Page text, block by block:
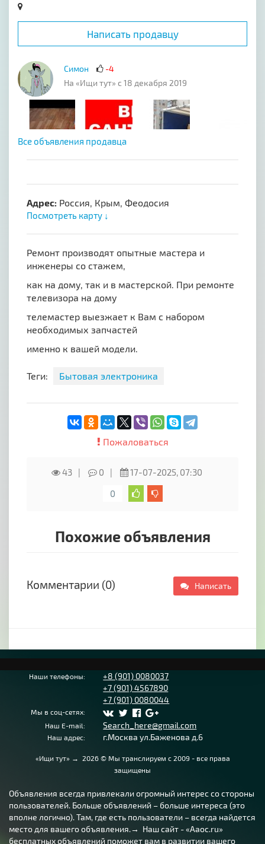
Написать продавцу
Симон
-4
На «Ищи тут» с 18 декабря 2019
Все объявления продавца
Адрес: Россия, Крым, Феодосия
Посмотреть карту ↓
Ремонт производят опытные мастера и
инженеры со стажем,
как на дому, так и в мастерской. При ремонте
телевизора на дому
телемастер выезжает к Вам с набором
необходимых запчастей
именно к вашей модели.
Теги: Бытовая электроника
Пожаловаться
43 0
17-07-2025, 07:30
0
Похожие объявления
Комментарии (0) Написать
Наши телефоны:
+8 (901) 0080037
+7 (901) 4567890
+7 (901) 0080044
Мы в соц-сетях:
Наш E-mail:
Search_here@gmail.com
Наш адрес: г.Москва ул.Баженова д.6
«Ищи тут» → 2026© Мы транслируем с 2009 - все права
защищены
Объявления всегда привлекали огромный интерес со стороны
пользователей. Больше объявлений – больше интереса (это
вполне логично). Там, где есть пользователи – всегда найдется
место для вашего объявления.→ Наш сайт - «Aaoc.ru»
бесплатных объявлений поможет вам в развитии вашего